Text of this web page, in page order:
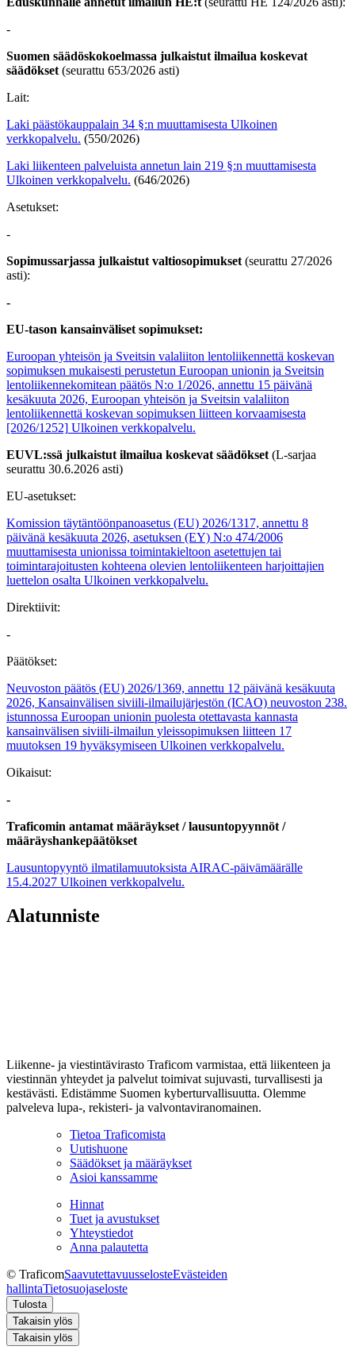
-
Suomen säädöskokoelmassa julkaistut ilmailua koskevat
säädökset (seurattu 653/2026 asti)
Lait:
Laki päästökauppalain 34 §:n muuttamisesta Ulkoinen
verkkopalvelu. (550/2026)
Laki liikenteen palveluista annetun lain 219 §:n muuttamisesta
Ulkoinen verkkopalvelu. (646/2026)
Asetukset:
-
Sopimussarjassa julkaistut valtiosopimukset (seurattu 27/2026
asti):
-
EU-tason kansainväliset sopimukset:
Euroopan yhteisön ja Sveitsin valaliiton lentoliikennettä koskevan
sopimuksen mukaisesti perustetun Euroopan unionin ja Sveitsin
lentoliikennekomitean päätös N:o 1/2026, annettu 15 päivänä
kesäkuuta 2026, Euroopan yhteisön ja Sveitsin valaliiton
lentoliikennettä koskevan sopimuksen liitteen korvaamisesta
[2026/1252] Ulkoinen verkkopalvelu.
EUVL:ssä julkaistut ilmailua koskevat säädökset (L-sarjaa
seurattu 30.6.2026 asti)
EU-asetukset:
Komission täytäntöönpanoasetus (EU) 2026/1317, annettu 8
päivänä kesäkuuta 2026, asetuksen (EY) N:o 474/2006
muuttamisesta unionissa toimintakieltoon asetettujen tai
toimintarajoitusten kohteena olevien lentoliikenteen harjoittajien
luettelon osalta Ulkoinen verkkopalvelu.
Direktiivit:
-
Päätökset:
Neuvoston päätös (EU) 2026/1369, annettu 12 päivänä kesäkuuta
2026, Kansainvälisen siviili-ilmailujärjestön (ICAO) neuvoston 238.
istunnossa Euroopan unionin puolesta otettavasta kannasta
kansainvälisen siviili-ilmailun yleissopimuksen liitteen 17
muutoksen 19 hyväksymiseen Ulkoinen verkkopalvelu.
Oikaisut:
-
Traficomin antamat määräykset / lausuntopyynnöt /
määräyshankepäätökset
Lausuntopyyntö ilmatilamuutoksista AIRAC-päivämäärälle
15.4.2027 Ulkoinen verkkopalvelu.
Alatunniste
Liikenne- ja viestintävirasto Traficom varmistaa, että liikenteen ja
viestinnän yhteydet ja palvelut toimivat sujuvasti, turvallisesti ja
kestävästi. Edistämme Suomen kyberturvallisuutta. Olemme
palveleva lupa-, rekisteri- ja valvontaviranomainen.
Tietoa Traficomista
Uutishuone
Säädökset ja määräykset
Asioi kanssamme
Hinnat
Tuet ja avustukset
Yhteystiedot
Anna palautetta
© TraficomSaavutettavuusselosteEvästeiden
hallintaTietosuojaseloste
Tulosta
Takaisin ylös
Takaisin ylös